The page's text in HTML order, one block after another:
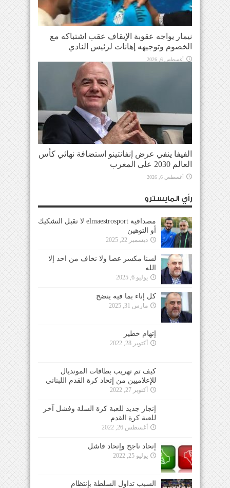
نيمار يواجه عقوبة الإيقاف عقب اشتباكه مع
الخصوم وتوجيهه إهانات لرئيس النادي
أغسطس 6, 2026
الفيفا ينفي عرض إنفانتينو استضافة نهائي كأس
العالم 2030 على المغرب
أغسطس 6, 2026
رأي المايسترو
مصداقية elmaestrosport لا تقبل التشكيك
أو التوهين
ديسمبر 22, 2025
لسنا مكسر عصا ولا نخاف من احد إلا
الله
يوليو 6, 2025
كل إناء بما فيه ينضح
مارس 31, 2025
إتهام خطير
أكتوبر 28, 2022
كيف تم تهريب بطاقات المونديال
للإعلاميين من إتحاد كرة القدم اللبناني
أكتوبر 27, 2022
إنجاز جديد للعبة كرة السلة وفشل آخر
للعبة كرة القدم
أغسطس 26, 2022
إتحاد ناجح وإتحاد فاشل
يوليو 25, 2022
السبب تداول السلطة بإنتظام